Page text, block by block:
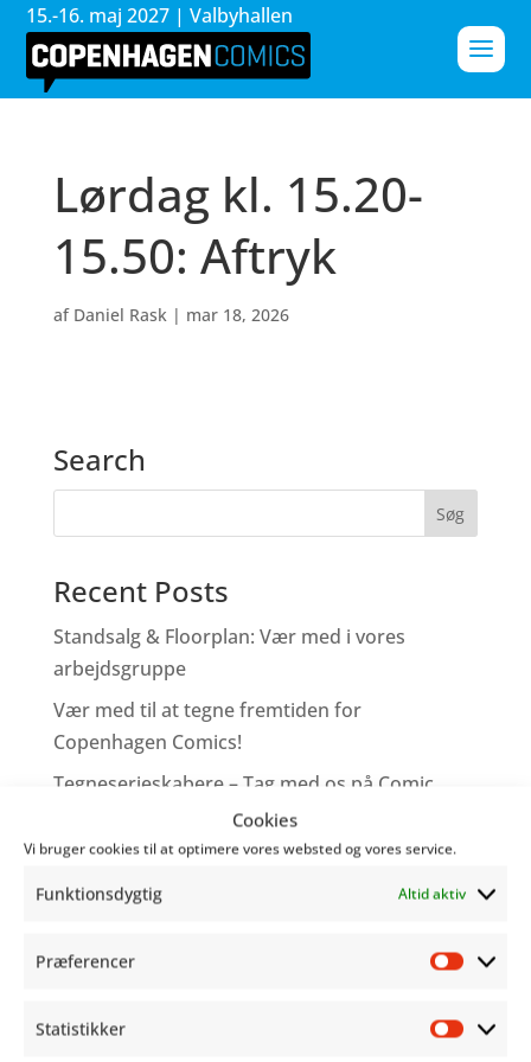
Cookies
Vi bruger cookies til at optimere vores websted og vores service.
Funktionsdygtig Altid aktiv
Præferencer
Statistikker
15.-16. maj 2027 | Valbyhallen
Lørdag kl. 15.20-
15.50: Aftryk
af Daniel Rask| mar 18, 2026
Search
Recent Posts
Standsalg & Floorplan: Vær med i vores
arbejdsgruppe
Vær med til at tegne fremtiden for
Copenhagen Comics!
Tegneserieskabere – Tag med os på Comic
Genoplev programmet fra Word Balloon
Hjælp os med at gøre festivalen bedre!
Recent Comments
Snart åbner vi dørerne for til Danmarks største
til